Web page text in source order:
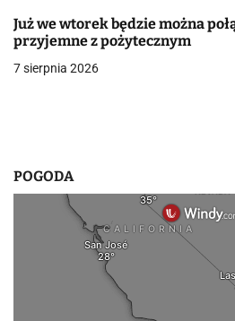
i
s
Już we wtorek będzie można
przyjemne z pożytecznym
7 sierpnia 2026
POGODA